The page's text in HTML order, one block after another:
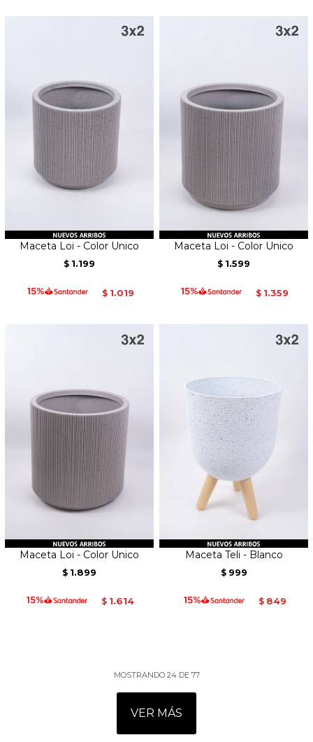
Maceta Loi - Color Unico
$ 1.199
$ 1.019
Maceta Loi - Color Unico
$ 1.599
$ 1.359
Maceta Loi - Color Unico
$ 1.899
$ 1.614
Maceta Teli - Blanco
$ 999
$ 849
MOSTRANDO 24DE 77
VER MÁS